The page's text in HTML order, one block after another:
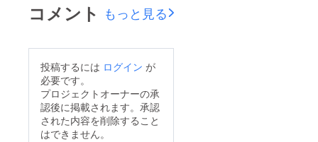
コメント もっと見る
投稿するには ログイン が
必要です。
プロジェクトオーナーの承
認後に掲載されます。承認
された内容を削除すること
はできません。